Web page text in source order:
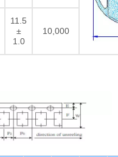
11.5
±
1.0
10,000